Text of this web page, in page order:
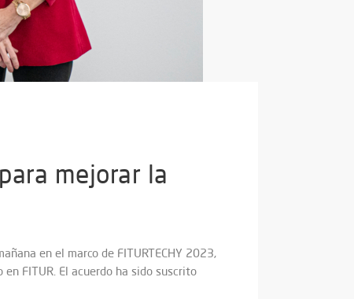
mejorar la
en el marco de FITURTECHY 2023,
FITUR. El acuerdo ha sido suscrito